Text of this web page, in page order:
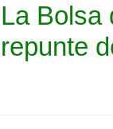
La Bolsa
repunte